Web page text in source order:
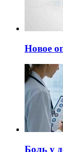
Новое
Боль у